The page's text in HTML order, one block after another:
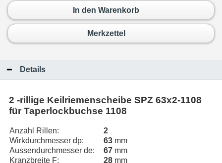
In den Warenkorb
Merkzettel
Details
2 -rillige Keilriemenscheibe SPZ 63x2-1108
für Taperlockbuchse 1108
Anzahl Rillen:
2
Wirkdurchmesser dp:
63 mm
Aussendurchmesser de:
67 mm
Kranzbreite F:
28 mm